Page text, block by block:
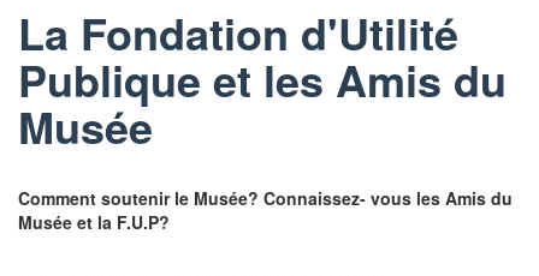
La Fondation d'Utilité
Publique et les Amis du
Musée
Comment soutenir le Musée? Connaissez- vous les Amis du
Musée et la F.U.P?